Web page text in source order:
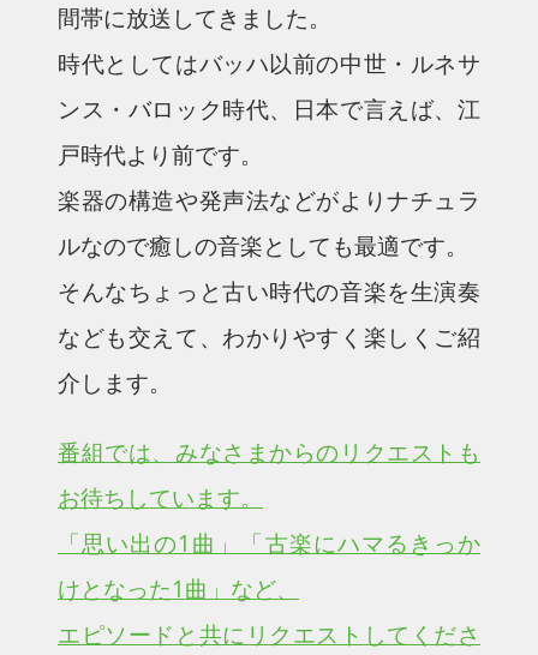
間帯に放送してきました。
時代としてはバッハ以前の中世・ルネサ
ンス・バロック時代、日本で言えば、江
戸時代より前です。
楽器の構造や発声法などがよりナチュラ
ルなので癒しの音楽としても最適です。
そんなちょっと古い時代の音楽を生演奏
なども交えて、わかりやすく楽しくご紹
介します。
番組では、みなさまからのリクエストも
お待ちしています。
「思い出の1曲」「古楽にハマるきっか
けとなった1曲」など、
エピソードと共にリクエストしてくださ